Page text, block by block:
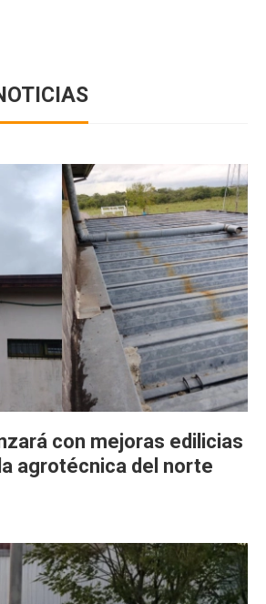
con mejoras edilicias
agrotécnica del norte